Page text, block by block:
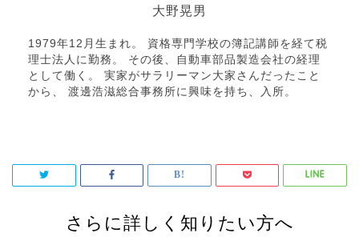
大野晃男
1979年12月生まれ。 資格専門学校の簿記講師を経て税
理士法人に勤務。 その後、自動車部品製造会社の経理
として働く。 実家がサラリーマン大家さんだったこと
から、 渡邊浩滋総合事務所に興味を持ち、入所。
さらに詳しく知りたい方へ